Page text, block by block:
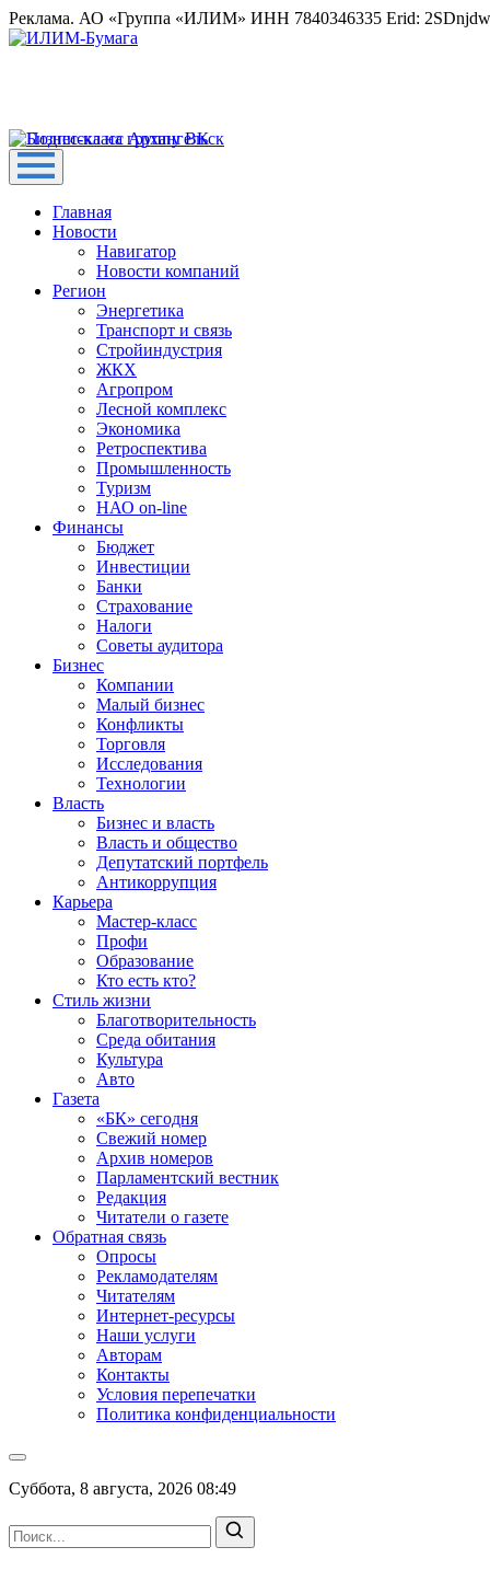
Реклама. АО «Группа «ИЛИМ» ИНН 7840346335 Erid:
Главная
Новости
Навигатор
Новости компаний
Регион
Энергетика
Транспорт и связь
Стройиндустрия
ЖКХ
Агропром
Лесной комплекс
Экономика
Ретроспектива
Промышленность
Туризм
НАО on-line
Финансы
Бюджет
Инвестиции
Банки
Страхование
Налоги
Советы аудитора
Бизнес
Компании
Малый бизнес
Конфликты
Торговля
Исследования
Технологии
Власть
Бизнес и власть
Власть и общество
Депутатский портфель
Антикоррупция
Карьера
Мастер-класс
Профи
Образование
Кто есть кто?
Стиль жизни
Благотворительность
Среда обитания
Культура
Авто
Газета
«БК» сегодня
Свежий номер
Архив номеров
Парламентский вестник
Редакция
Читатели о газете
Обратная связь
Опросы
Рекламодателям
Читателям
Интернет-ресурсы
Наши услуги
Авторам
Контакты
Условия перепечатки
Политика конфиденциальности
Суббота, 8 августа, 2026 08:49